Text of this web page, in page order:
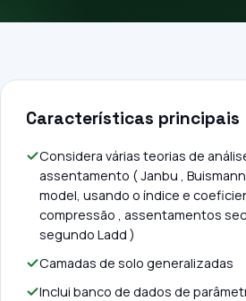
Características principais
Considera várias teorias de
assentamento ( Janbu ,
model, usando o índice e
compressão , assentamentos
segundo Ladd )
Camadas de solo generalizadas
Inclui banco de dados de